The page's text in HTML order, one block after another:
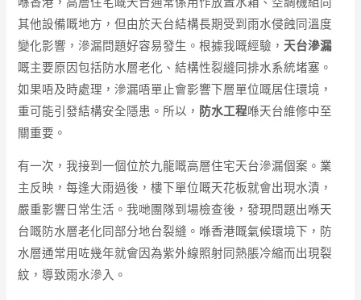
其他設備嘅地方，但由於天台結構長期受到雨水侵蝕同溫度
變化影響，滲漏問題好容易發生。根據我嘅經驗， 天台滲漏
嘅主要原因包括防水層老化、結構性裂縫同排水系統堵塞。
如果唔及時處理，滲漏唔單止會影響下層單位嘅居住環境，
重可能引發結構安全隱患。所以， 防水工程喺天台維修中至
關重要。
有一次，我接到一個位於九龍嘅高層住宅天台滲漏個案。業
主反映，每逢大雨過後，樓下單位嘅天花板就會出現水漬，
嚴重影響日常生活。我哋團隊到場檢查後，發現問題出喺天
台嘅防水層老化同部分地台裂縫。喺香港嘅氣候環境下，防
水層通常用咗幾年就會因為紫外線照射同熱脹冷縮而出現裂
紋，導致雨水滲入。